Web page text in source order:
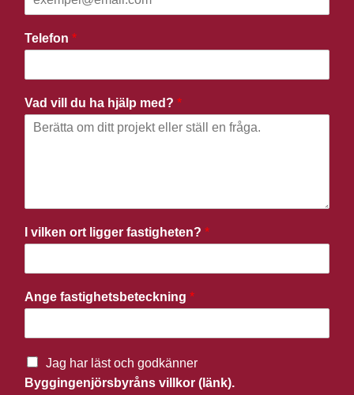
Telefon *
Vad vill du ha hjälp med? *
I vilken ort ligger fastigheten? *
Ange fastighetsbeteckning *
Jag har läst och godkänner
Byggingenjörsbyråns villkor (länk).